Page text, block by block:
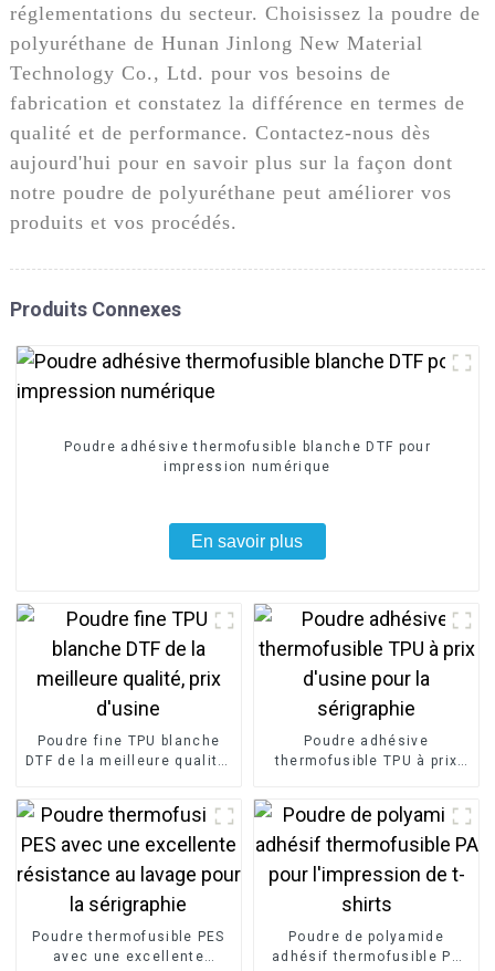
réglementations du secteur. Choisissez la poudre de
polyuréthane de Hunan Jinlong New Material
Technology Co., Ltd. pour vos besoins de
fabrication et constatez la différence en termes de
qualité et de performance. Contactez-nous dès
aujourd'hui pour en savoir plus sur la façon dont
notre poudre de polyuréthane peut améliorer vos
produits et vos procédés.
Produits Connexes
Poudre adhésive thermofusible blanche DTF pour
impression numérique
En savoir plus
Poudre fine TPU blanche
DTF de la meilleure qualité,
Poudre adhésive
thermofusible TPU à prix
Poudre thermofusible PES
avec une excellente
Poudre de polyamide
adhésif thermofusible PA